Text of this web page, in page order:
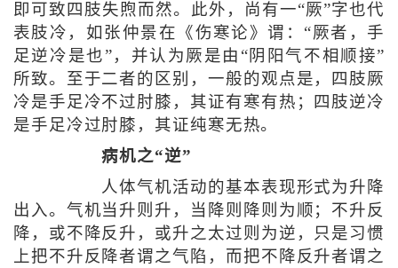
即可致四肢失煦而然。此外，尚有一“厥”字也代
表肢冷，如张仲景在《伤寒论》谓：“厥者，手
足逆冷是也”，并认为厥是由“阴阳气不相顺接”
所致。至于二者的区别，一般的观点是，四肢厥
冷是手足冷不过肘膝，其证有寒有热；四肢逆冷
是手足冷过肘膝，其证纯寒无热。
病机之“逆”
人体气机活动的基本表现形式为升降
出入。气机当升则升，当降则降则为顺；不升反
降，或不降反升，或升之太过则为逆，只是习惯
上把不升反降者谓之气陷，而把不降反升者谓之